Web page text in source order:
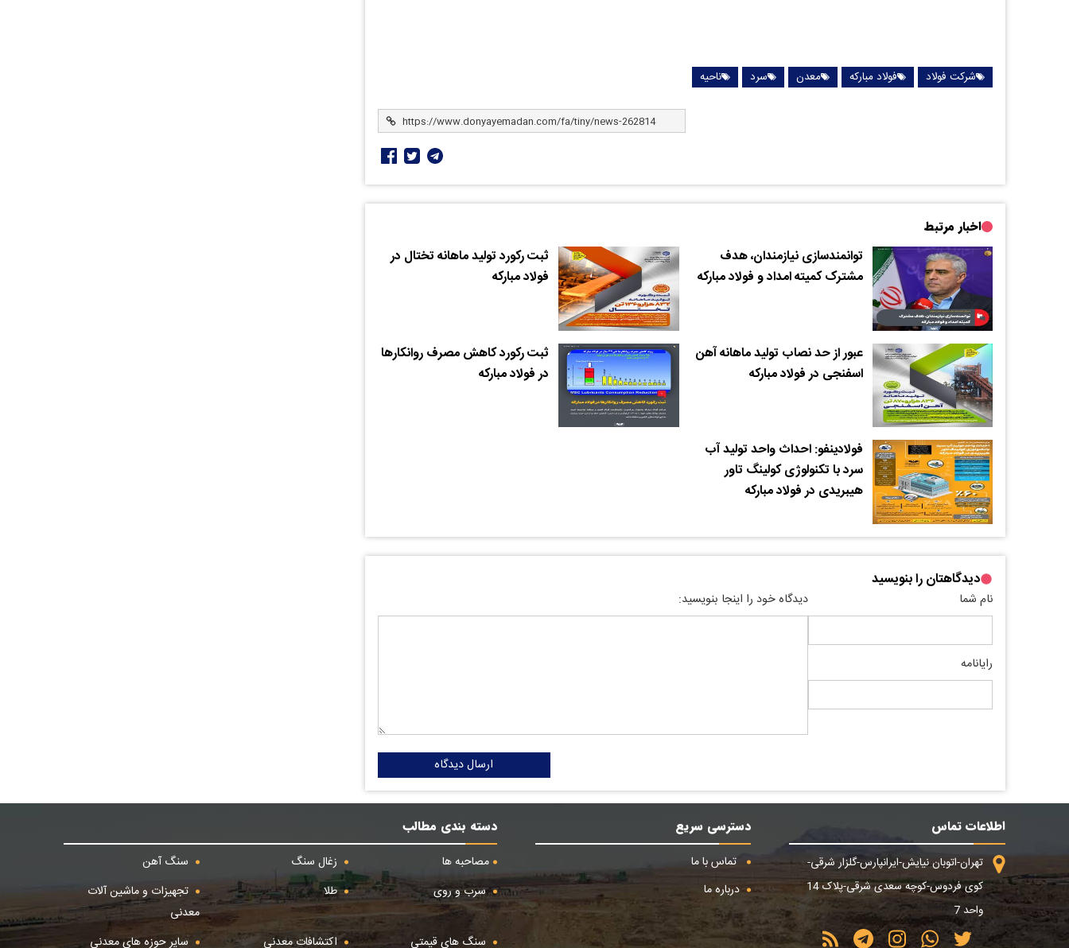
شرکت فولاد فولاد مبارکه معدن سرد ناحیه
اخبار مرتبط
توانمندسازی نیازمندان، هدف
مشترک کمیته امداد و فولاد مبارکه
ثبت رکورد تولید ماهانه تختال در
فولاد مبارکه
عبور از حد نصاب تولید ماهانه آهن
اسفنجی در فولاد مبارکه
ثبت رکورد کاهش مصرف روانکارها
در فولاد مبارکه
فولادینفو: احداث واحد تولید آب
سرد با تکنولوژی کولینگ تاور
هیبریدی در فولاد مبارکه
دیدگاهتان را بنویسید
نام شما
رایانامه
دیدگاه خود را اینجا بنویسید:
ارسال دیدگاه
اطلاعات تماس
تهران-اتوبان نیایش-ایرانپارس-گلزار شرقی-
کوی فردوس-کوچه سعدی شرقی-پلاک 14
واحد 7
دسترسی سریع
تماس با ما
درباره ما
دسته بندی مطالب
مصاحبه ها
زغال سنگ
سنگ آهن
سرب و روی
طلا
تجهیزات و ماشین آلات
معدنی
سنگ های قیمتی
اکتشافات معدنی سایر حوزه های معدنی